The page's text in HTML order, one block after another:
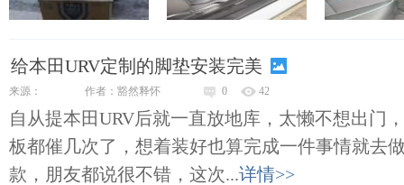
给本田URV定制的脚垫安装完美
来源： 作者：豁然释怀 0 42
自从提本田URV后就一直放地库，太懒不想出门
板都催几次了，想着装好也算完成一件事情就去
款，朋友都说很不错，这次...详情>>